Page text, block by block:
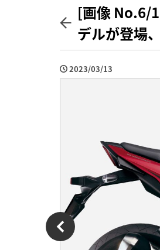
[画像 No.6/
デルが登場
2023/03/13